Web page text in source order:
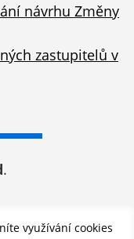
návrhu Změny
zastupitelů v
.
využívání cookies